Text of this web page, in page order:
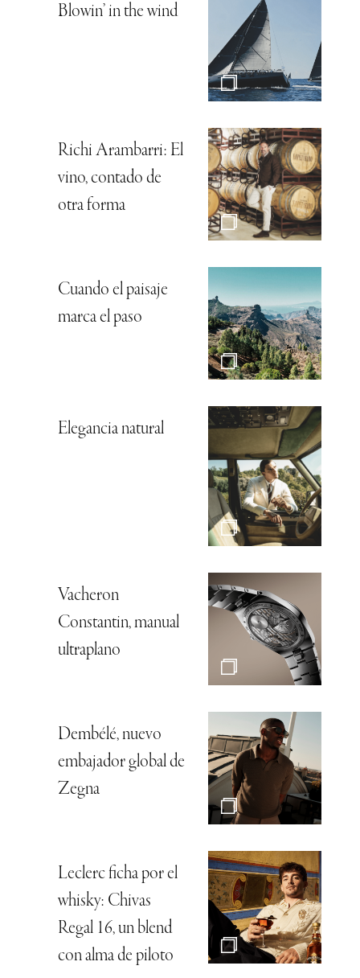
Blowin’ in the wind
Richi Arambarri: El
vino, contado de
otra forma
Cuando el paisaje
marca el paso
Elegancia natural
Vacheron
Constantin, manual
ultraplano
Dembélé, nuevo
embajador global de
Zegna
Leclerc ficha por el
whisky: Chivas
Regal 16, un blend
con alma de piloto